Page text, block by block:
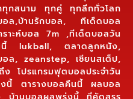
ทุกสนาม ทุกคู่ ทุกลีกทั่วโลก
ล,บ้านรักบอล, ทีเด็ดบอล
าะห์บอล 7m ,ทีเด็ดบอลวัน
นี้ lukball, ตลาดลูกหนัง,
ล, zeanstep, เซียนสเต็ป,
โปรแกรมฟุตบอลประจำวัน
งนี้ ตารางบอลคืนนี้ ผลบอล